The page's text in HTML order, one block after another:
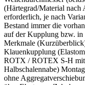
(Härtegrad/Material nach
erforderlich, je nach
Bestand immer die
auf der Kupplung bzw. in
Merkmale
Klauenkupplung
ROTX / ROTEX S-H mit
Halbschalennabe)
ohne